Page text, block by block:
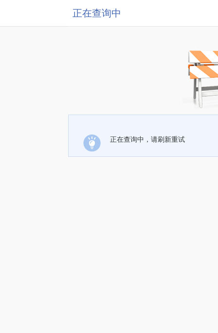
正在查询中
正在查询中，请刷新重试